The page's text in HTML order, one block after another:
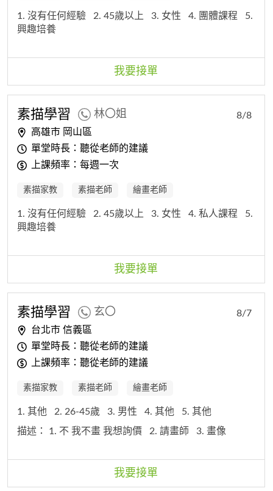
1. 沒有任何經驗 2. 45歲以上 3. 女性 4. 團體課程
5.
興趣培養
我要接單
素描學習 林〇姐
高雄市 岡山區
單堂時長：聽從老師的建議
上課頻率：每週一次
8/8
素描家教 素描老師 繪畫老師
1. 沒有任何經驗 2. 45歲以上 3. 女性 4. 私人課程
5.
興趣培養
我要接單
素描學習 玄〇
台北市 信義區
單堂時長：聽從老師的建議
上課頻率：聽從老師的建議
8/7
素描家教 素描老師 繪畫老師
1. 其他 2. 26-45歲 3. 男性 4. 其他
5. 其他
描述： 1. 不 我不畫 我想詢價 2. 請畫師 3. 畫像
我要接單